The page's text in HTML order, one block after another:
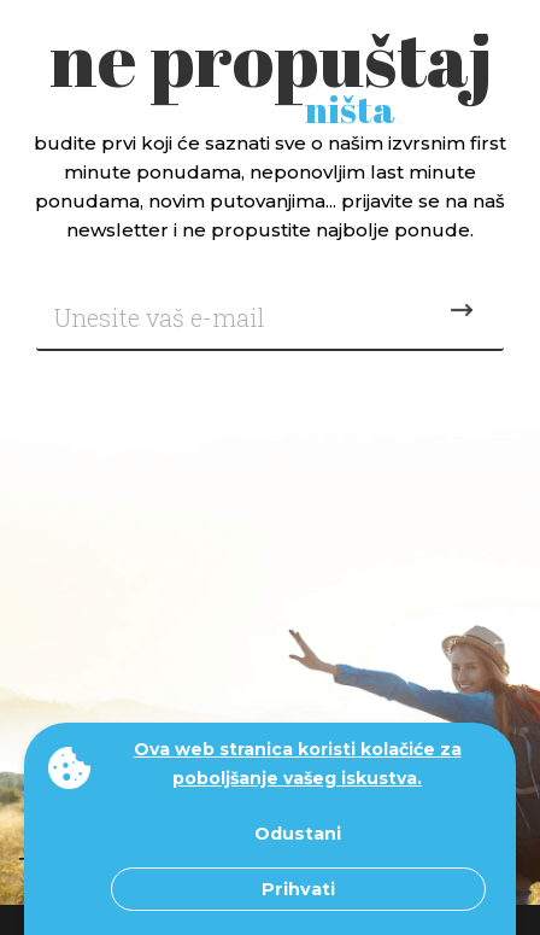
Ova web stranica koristi kolačiće za
poboljšanje vašeg iskustva.
Odustani
Prihvati
ne propuštaj
ništa
budite prvi koji će saznati sve o našim izvrsnim first
minute ponudama, neponovljim last minute
ponudama, novim putovanjima... prijavite se na naš
newsletter i ne propustite najbolje ponude.
mi smo.